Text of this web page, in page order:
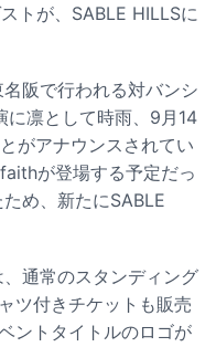
トが、SABLE HILLSに
阪で行われる対バンシ
に凛として時雨、9月14
がアナウンスされてい
が登場する予定だっ
め、新たにSABLE
通常のスタンディング
ツ付きチケットも販売
ントタイトルのロゴが